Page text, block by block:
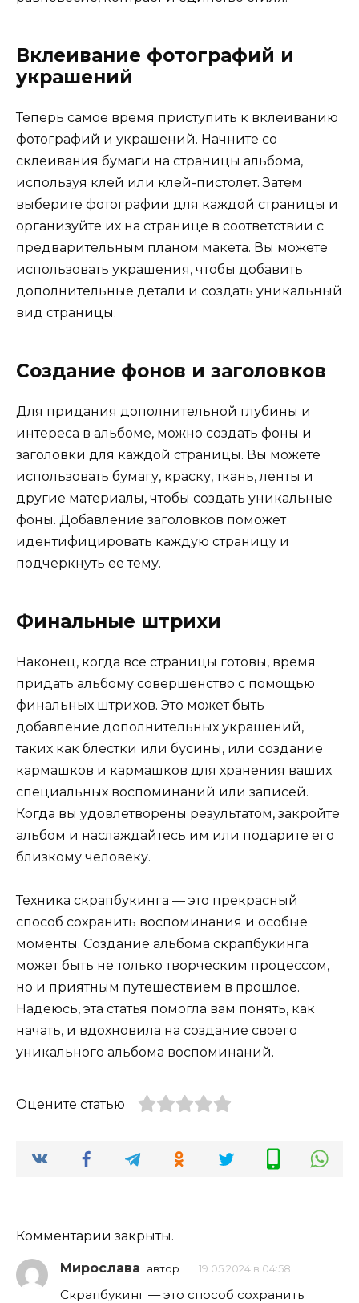
Вклеивание фотографий и
украшений
Теперь самое время приступить к вклеиванию
фотографий и украшений. Начните со
склеивания бумаги на страницы альбома,
используя клей или клей-пистолет. Затем
выберите фотографии для каждой страницы и
организуйте их на странице в соответствии с
предварительным планом макета. Вы можете
использовать украшения, чтобы добавить
дополнительные детали и создать уникальный
вид страницы.
Создание фонов и заголовков
Для придания дополнительной глубины и
интереса в альбоме, можно создать фоны и
заголовки для каждой страницы. Вы можете
использовать бумагу, краску, ткань, ленты и
другие материалы, чтобы создать уникальные
фоны. Добавление заголовков поможет
идентифицировать каждую страницу и
подчеркнуть ее тему.
Финальные штрихи
Наконец, когда все страницы готовы, время
придать альбому совершенство с помощью
финальных штрихов. Это может быть
добавление дополнительных украшений,
таких как блестки или бусины, или создание
кармашков и кармашков для хранения ваших
специальных воспоминаний или записей.
Когда вы удовлетворены результатом, закройте
альбом и наслаждайтесь им или подарите его
близкому человеку.
Техника скрапбукинга — это прекрасный
способ сохранить воспоминания и особые
моменты. Создание альбома скрапбукинга
может быть не только творческим процессом,
но и приятным путешествием в прошлое.
Надеюсь, эта статья помогла вам понять, как
начать, и вдохновила на создание своего
уникального альбома воспоминаний.
Оцените статью
Комментарии закрыты.
Мирослава автор 19.05.2024 в 04:58
Скрапбукинг — это способ сохранить